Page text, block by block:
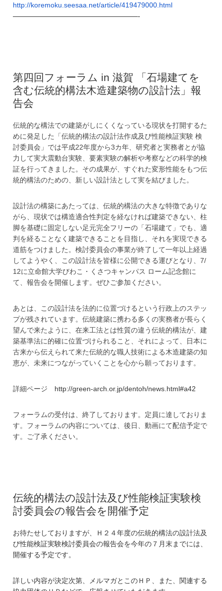
http://koremoku.seesaa.net/article/419479000.html
——————————————————-
第四回フォーラム in 滋賀 「石場建てを
含む伝統的構法木造建築物の設計法」報
告会
伝統的な構法での建築がしにくくなっている現状を打開するた
めに発足した「伝統的構法の設計法作成及び性能検証実験 検
討委員会」では平成22年度から3カ年、研究者と実務者とが協
力して実大震動台実験、要素実験の解析や考察などの科学的検
証を行ってきました。その成果が、すぐれた変形性能をもつ伝
統的構法のための、新しい設計法として実を結びました。
設計法の構築にあたっては、伝統的構法の大きな特徴でありな
がら、現状では構造適合性判定を経なければ建築できない、柱
脚を基礎に固定しない足元完全フリーの「石場建て」でも、適
判を経ることなく建築できることを目指し、それを実現できる
道筋をつけました。検討委員会の事業が終了して一年以上経過
してようやく、この設計法を皆様に公開できる運びとなり、7/
12に立命館大学びわこ・くさつキャンパス ローム記念館に
て、報告会を開催します。ぜひご参加ください。
あとは、この設計法を法的に位置づけるという行政上のステッ
プが残されています。伝統建築に携わる多くの実務者が長らく
望んで来たように、在来工法とは性質の違う伝統的構法が、建
築基準法に的確に位置づけられること、それによって、日本に
古来から伝えられて来た伝統的な職人技術による木造建築の知
恵が、未来につながっていくことを心から願っております。
詳細ページ http://green-arch.or.jp/dentoh/news.html#a42
フォーラムの受付は、終了しております。定員に達しておりま
す。フォーラムの内容については、後日、動画にて配信予定で
す。ご了承ください。
伝統的構法の設計法及び性能検証実験検
討委員会の報告会を開催予定
お待たせしておりますが、Ｈ２４年度の伝統的構法の設計法及
び性能検証実験検討委員会の報告会を今年の７月末までには、
開催する予定です。
詳しい内容が決定次第、メルマガとこのＨＰ、また、関連する